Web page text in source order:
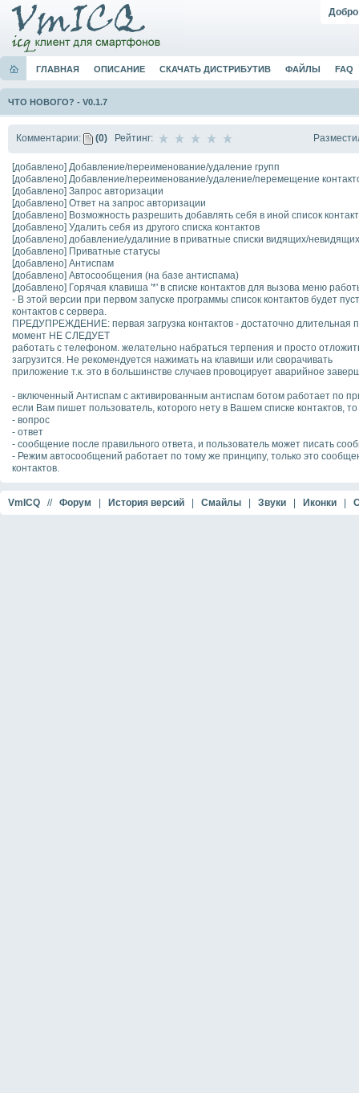
ГЛАВНАЯ ОПИСАНИЕ СКАЧАТЬ ДИСТРИБУТИВ ФАЙЛЫ FAQ
ЧТО НОВОГО? - V0.1.7
Комментарии: (0) Рейтинг:
[добавлено] Добавление/переименование/удаление групп
[добавлено] Добавление/переименование/удаление/перемещение
[добавлено] Запрос авторизации
[добавлено] Ответ на запрос авторизации
[добавлено] Возможность разрешить добавлять себя в иной список
[добавлено] Удалить себя из другого списка контактов
[добавлено] добавление/удалиние в приватные списки видящих/
[добавлено] Приватные статусы
[добавлено] Антиспам
[добавлено] Автосообщения (на базе антиспама)
[добавлено] Горячая клавиша '*' в списке контактов для вызова меню
- В этой версии при первом запуске программы список контактов будет
контактов с сервера.
ПРЕДУПРЕЖДЕНИЕ: первая загрузка контактов - достаточно длительная
момент НЕ СЛЕДУЕТ
работать с телефоном. желательно набраться терпения и просто
загрузится. Не рекомендуется нажимать на клавиши или сворачивать
приложение т.к. это в большинстве случаев провоцирует аварийное
- включенный Антиспам с активированным антиспам ботом работает по
если Вам пишет пользователь, которого нету в Вашем списке контактов,
- вопрос
- ответ
- сообщение после правильного ответа, и пользователь может писать
- Режим автосообщений работает по тому же принципу, только это
контактов.
VmICQ // Форум История версий Смайлы Звуки Иконки